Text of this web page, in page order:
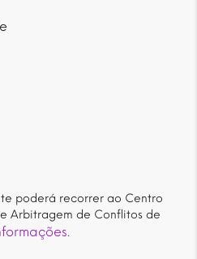
poderá recorrer ao Centro
Arbitragem de Conflitos de